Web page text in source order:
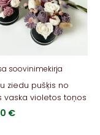
soovinimekirja
ziedu pušķis no
vaska violetos toņos
€